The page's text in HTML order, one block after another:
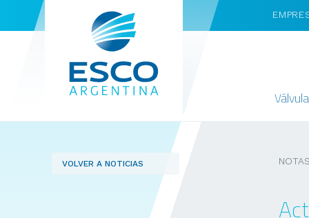
VOLVER A NOTICIAS